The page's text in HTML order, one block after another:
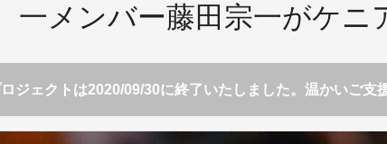
一メンバー藤田宗一がケニ
ジェクトは2020/09/30に終了いたしました。温かいご支